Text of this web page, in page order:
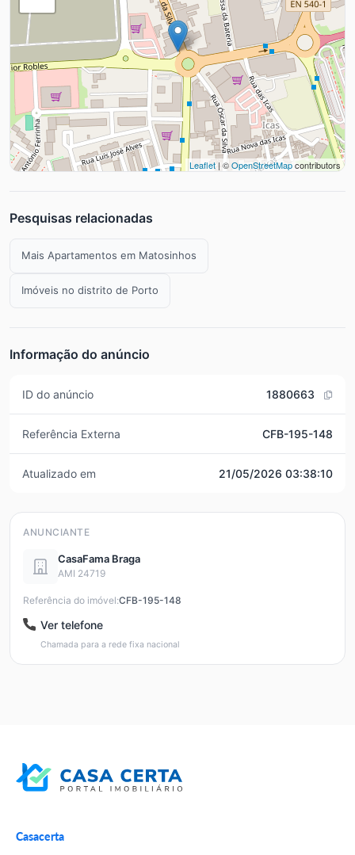
Leaflet | ©OpenStreetMapcontributors
Pesquisas relacionadas
Mais Apartamentos em Matosinhos
Imóveis no distrito de Porto
Informação do anúncio
ID do anúncio 1880663
Referência Externa CFB-195-148
Atualizado em 21/05/2026 03:38:10
ANUNCIANTE
CasaFama Braga
AMI 24719
Referência do imóvel:CFB-195-148
Ver telefone
Chamada para a rede fixa nacional
Casacerta